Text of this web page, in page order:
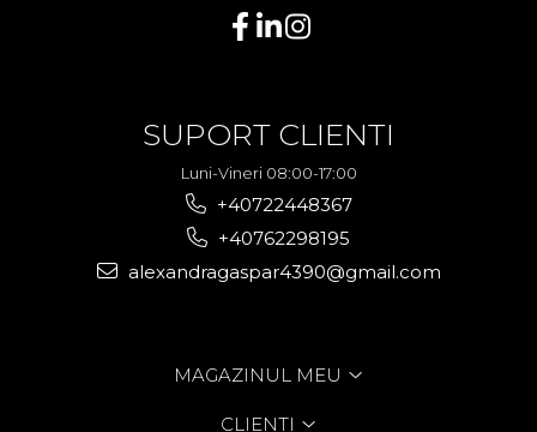
SUPORT CLIENTI
Luni-Vineri 08:00-17:00
+40722448367
+40762298195
alexandragaspar4390@gmail.com
MAGAZINUL MEU
CLIENTI